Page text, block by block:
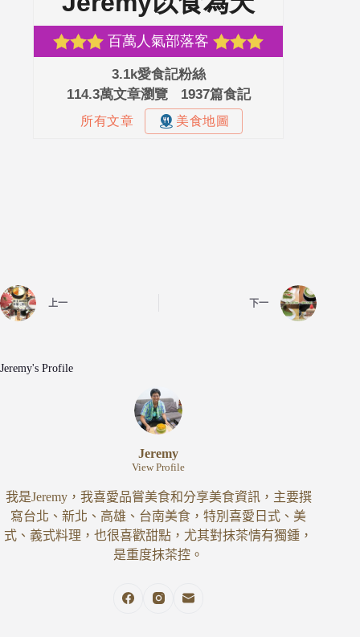
上一 下一
Jeremy's Profile
Jeremy
View Profile
我是Jeremy，我喜愛品嘗美食和分享美食資訊，主要撰
寫台北、新北、高雄、台南美食，特別喜愛日式、美
式、義式料理，也很喜歡甜點，尤其對抹茶情有獨鍾，
是重度抹茶控。